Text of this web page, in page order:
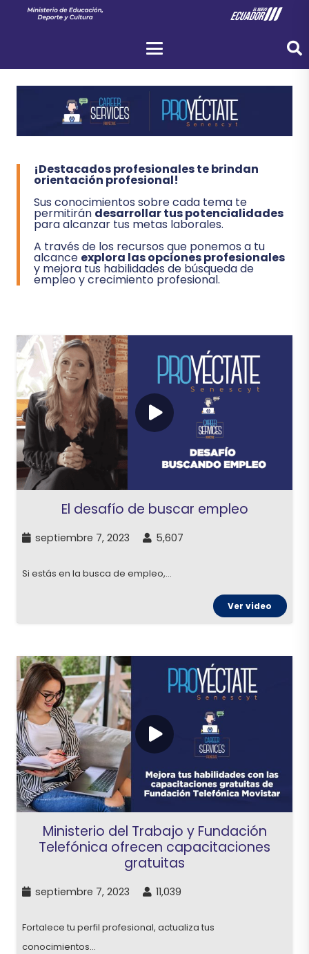
¡Destacados profesionales te brindan
orientación profesional!
Sus conocimientos sobre cada tema te
permitirán desarrollar tus potencialidades
para alcanzar tus metas laborales.
A través de los recursos que ponemos a tu
alcance explora las opciones profesionales
y mejora tus habilidades de búsqueda de
empleo y crecimiento profesional.
El desafío de buscar empleo
septiembre 7, 2023 5,607
Si estás en la busca de empleo,…
Ver video
Ministerio del Trabajo y Fundación
Telefónica ofrecen capacitaciones
gratuitas
septiembre 7, 2023 11,039
Fortalece tu perfil profesional, actualiza tus
conocimientos…